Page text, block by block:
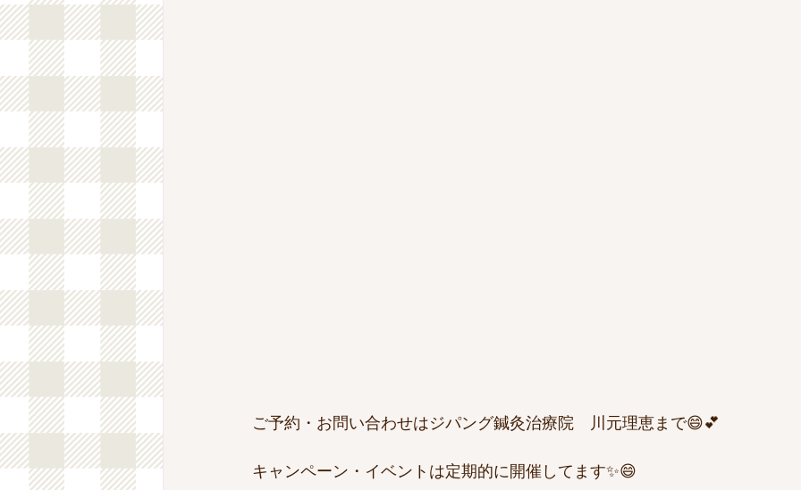
ご予約・お問い合わせはジパング鍼灸治療院　川元理恵まで😄💕
キャンペーン・イベントは定期的に開催してます✨😄